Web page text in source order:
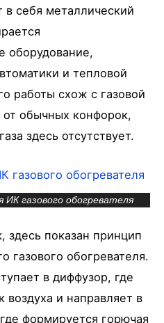
в себя металлический
оборудование,
и тепловой
работы схож с газовой
от обычных конфорок,
здесь отсутствует.
ИК газового обогревателя
здесь показан принцип
газового обогревателя.
в диффузор, где
воздуха и направляет в
формируется горючая